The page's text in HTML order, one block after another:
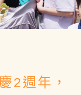
2週年，